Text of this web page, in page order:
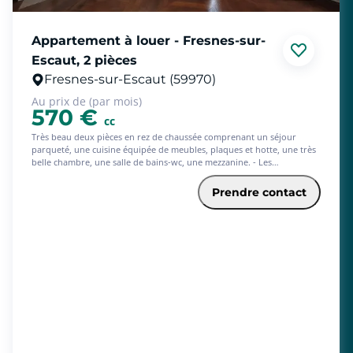
Appartement à louer - Fresnes-sur-
Escaut, 2 pièces
Fresnes-sur-Escaut (59970)
Au prix de (par mois)
570 € cc
Très beau deux pièces en rez de chaussée comprenant un séjour
parqueté, une cuisine équipée de meubles, plaques et hotte, une très
belle chambre, une salle de bains-wc, une mezzanine. - Les
informations sur les risques auxquels ce bien est exposé sont
disponibles sur le site Géorisques : www.georisques.gouv.fr
Prendre contact